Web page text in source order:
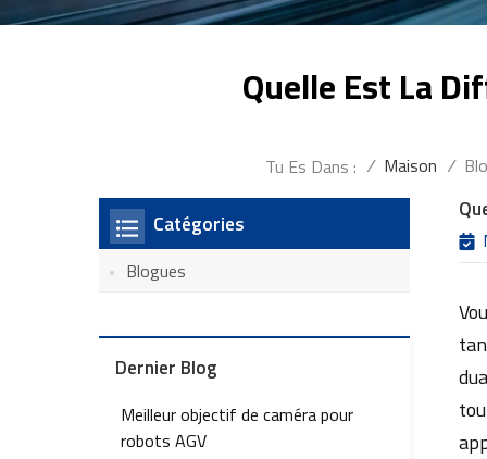
Quelle Est La
Tu Es Dans : / Maison /
Catégories
Blogues
Dernier Blog
Meilleur objectif de caméra pour
robots AGV